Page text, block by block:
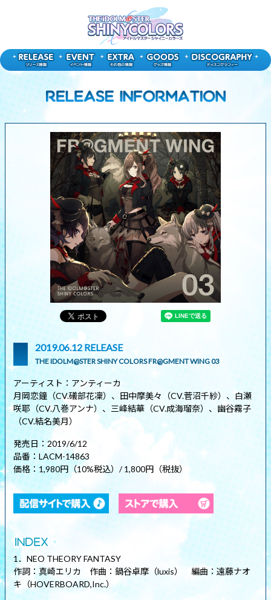
2019.06.12 RELEASE
THE IDOLM@STER SHINY COLORS FR@GMENT WING 03
アーティスト：アンティーカ
月岡恋鐘（CV.礒部花凜）、田中摩美々（CV.菅沼千紗）、白瀬
咲耶（CV.八巻アンナ）、三峰結華（CV.成海瑠奈）、幽谷霧子
（CV.結名美月）
発売日：2019/6/12
品番：LACM-14863
価格：1,980円（10%税込）/ 1,800円（税抜）
1．NEO THEORY FANTASY
作詞：真崎エリカ 作曲：鍋谷卓摩（luxis） 編曲：遠藤ナオ
キ（HOVERBOARD,Inc.）